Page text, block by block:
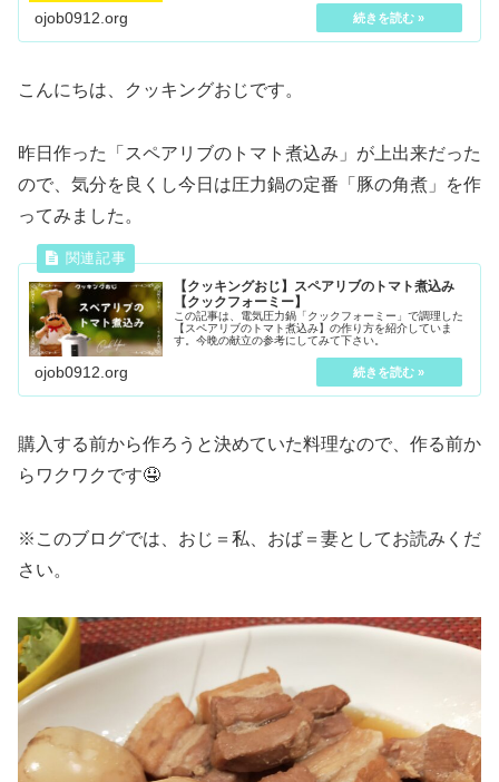
ojob0912.org
こんにちは、クッキングおじです。
昨日作った「スペアリブのトマト煮込み」が上出来だった
ので、気分を良くし今日は圧力鍋の定番「豚の角煮」を作
ってみました。
【クッキングおじ】スペアリブのトマト煮込み
【クックフォーミー】
この記事は、電気圧力鍋「クックフォーミー」で調理した
【スペアリブのトマト煮込み】の作り方を紹介していま
す。今晩の献立の参考にしてみて下さい。
ojob0912.org
購入する前から作ろうと決めていた料理なので、作る前か
らワクワクです🤤
※このブログでは、おじ＝私、おば＝妻としてお読みくだ
さい。